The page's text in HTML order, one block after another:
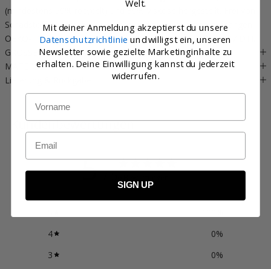
(mindestens 50% recycelt) und 30% Viskose hergestellt. Frei von
Schadstoffen. Maschinenwäsche und zum Trocknen aufhängen.
OEKO-TEX® STANDARD 100 zertifiziert, cert. no. 2176-347 DTI.
GRÖSSE & PASSFORM
MATERIAL
Lieferung & Rückgabe
Kundenbewertungen
5 / 5
4
0%
3
0%
Welt.
Mit deiner Anmeldung akzeptierst du unsere
Datenschutzrichtlinie und willigst ein, unseren
Newsletter sowie gezielte Marketinginhalte zu
erhalten. Deine Einwilligung kannst du jederzeit
widerrufen.
Name
Email
SIGN UP